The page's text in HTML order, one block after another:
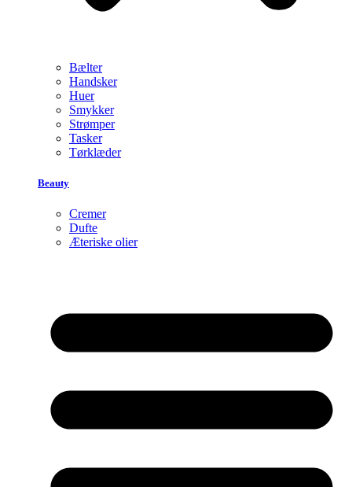
Bælter
Handsker
Huer
Smykker
Strømper
Tasker
Tørklæder
Beauty
Cremer
Dufte
Æteriske olier